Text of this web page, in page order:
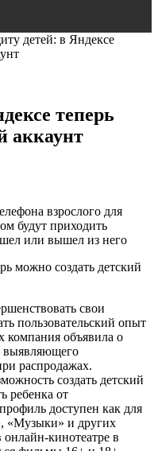
детей: в Яндексе
теперь
аккаунт
взрослого для
будут приходить
или вышел из него
свои
пользовательский опыт
компания объявила о
выявляющего
распродажах.
создать детский
ребенка от
доступен как для
«Музыки» и других
кинотеатре в